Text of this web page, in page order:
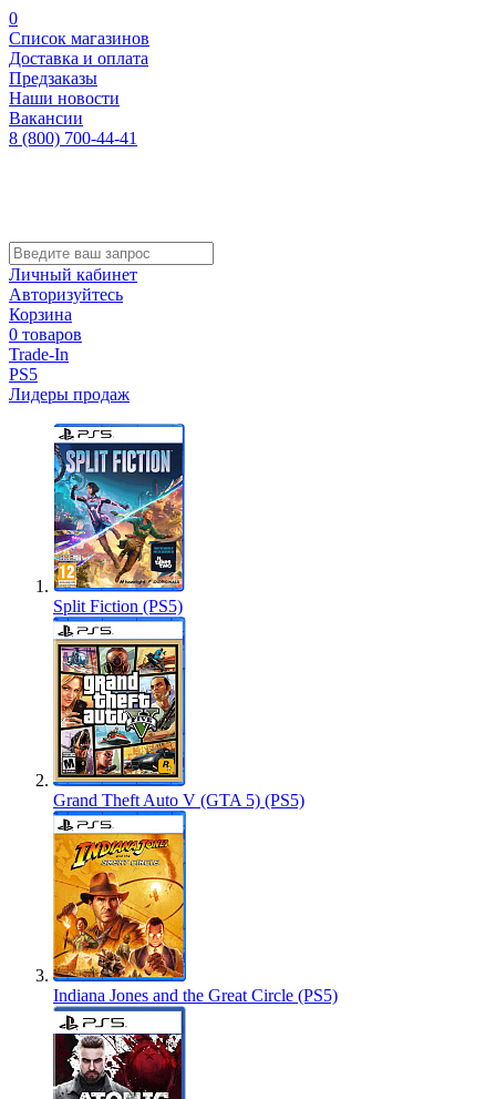
0
Список магазинов
Доставка и оплата
Предзаказы
Наши новости
Вакансии
8 (800) 700-44-41
Личный кабинет
Авторизуйтесь
Корзина
0 товаров
Trade-In
PS5
Лидеры продаж
Split Fiction (PS5)
Grand Theft Auto V (GTA 5) (PS5)
Indiana Jones and the Great Circle (PS5)